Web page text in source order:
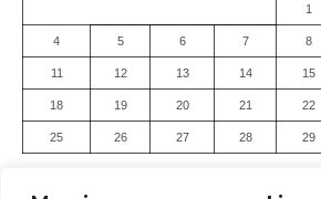
1
4 5 6 7 8
11 12 13 14 15
18 19 20 21 22
25 26 27 28 29